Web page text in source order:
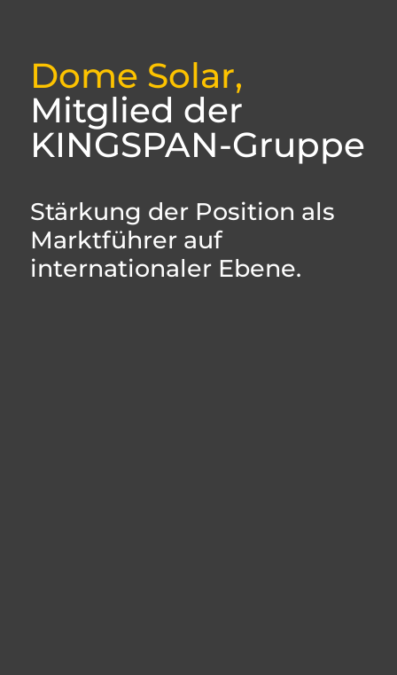
Dome Solar,
Mitglied der
KINGSPAN-Gruppe
Stärkung der Position als
Marktführer auf
internationaler Ebene.